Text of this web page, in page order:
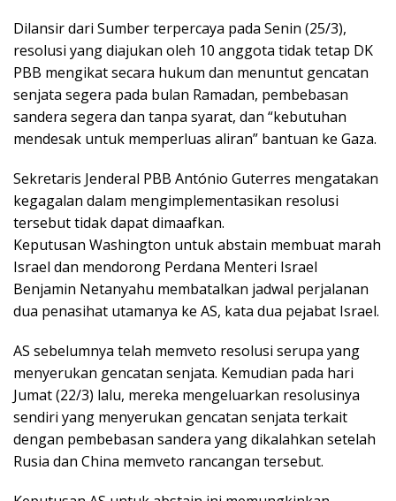
Dilansir dari Sumber terpercaya pada Senin (25/3),
resolusi yang diajukan oleh 10 anggota tidak tetap DK
PBB mengikat secara hukum dan menuntut gencatan
senjata segera pada bulan Ramadan, pembebasan
sandera segera dan tanpa syarat, dan “kebutuhan
mendesak untuk memperluas aliran” bantuan ke Gaza.
Sekretaris Jenderal PBB António Guterres mengatakan
kegagalan dalam mengimplementasikan resolusi
tersebut tidak dapat dimaafkan.
Keputusan Washington untuk abstain membuat marah
Israel dan mendorong Perdana Menteri Israel
Benjamin Netanyahu membatalkan jadwal perjalanan
dua penasihat utamanya ke AS, kata dua pejabat Israel.
AS sebelumnya telah memveto resolusi serupa yang
menyerukan gencatan senjata. Kemudian pada hari
Jumat (22/3) lalu, mereka mengeluarkan resolusinya
sendiri yang menyerukan gencatan senjata terkait
dengan pembebasan sandera yang dikalahkan setelah
Rusia dan China memveto rancangan tersebut.